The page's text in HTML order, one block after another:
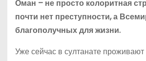
Оман – не просто колоритная
почти нет преступности, а
благополучных для жизни.
Уже сейчас в султанате проживают